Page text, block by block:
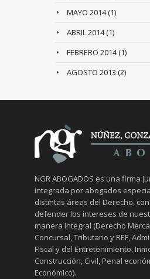
MAYO 2014(1)
ABRIL 2014(1)
FEBRERO 2014(1)
AGOSTO 2013 (2)
NGR ABOGADOS es una firma
integrada por abogados
distintas áreas del Derecho,
defender los intereses de
manera integral (Derecho
Concursal, Tributario y REF,
Fiscal y del Entretenimiento,
Construcción, Civil, Penal
Económico).